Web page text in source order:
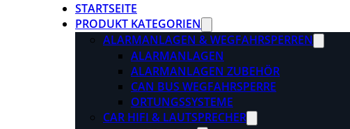
STARTSEITE
PRODUKT KATEGORIEN
ALARMANLAGEN & WEGFAHRSPERREN
ALARMANLAGEN
ALARMANLAGEN ZUBEHÖR
CAN BUS WEGFAHRSPERRE
ORTUNGSSYSTEME
CAR HIFI & LAUTSPRECHER